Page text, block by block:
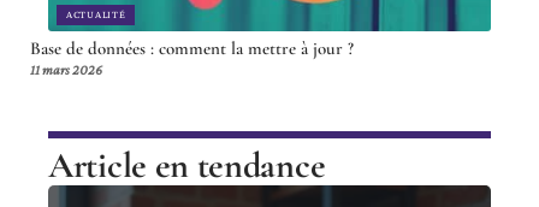
ACTUALITÉ
Base de données : comment la mettre à jour ?
11 mars 2026
Article en tendance